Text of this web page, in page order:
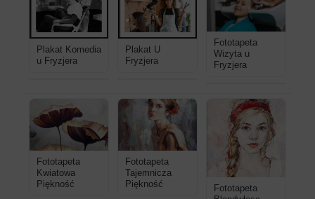
Plakat Komedia
u Fryzjera
Plakat U
Fryzjera
Fototapeta
Wizyta u
Fryzjera
Fototapeta
Kwiatowa
Piękność
Fototapeta
Tajemnicza
Piękność
Fototapeta